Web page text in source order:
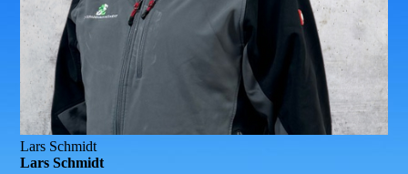
Lars Schmidt
Lars Schmidt